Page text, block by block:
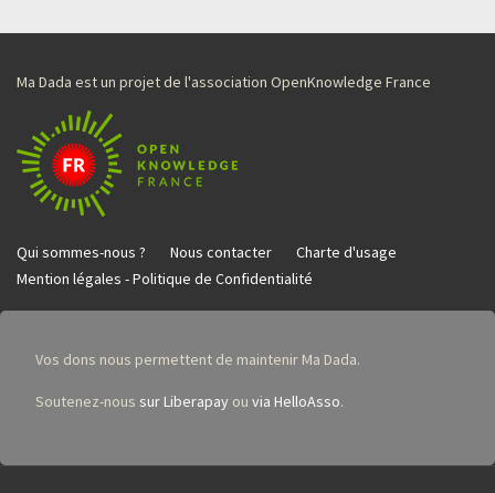
Ma Dada est un projet de l'association OpenKnowledge France
Qui sommes-nous ? Nous contacter
Charte d'usage
Mention légales - Politique de Confidentialité
Vos dons nous permettent de maintenir Ma Dada.
Soutenez-nous sur Liberapay ou via HelloAsso.